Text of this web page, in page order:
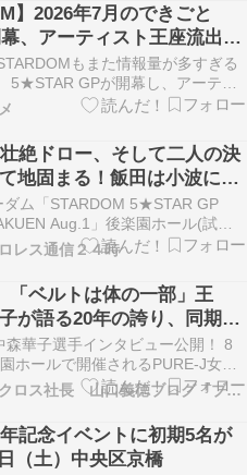
】2026年7月のできごと
、アーティスト王座流出、
発表までもまた情報量が多すぎる
5★STAR GPが開幕し、アーティ
ターダム王座はAEW勢へ移動。ジ
ムマットに別れを告げ、ビー・プ
欠場、渡辺桃はリーグ戦で
きた。そして月末には、…
壮絶ドロー、そして二人の決
地固まる！飯田は小波に初
技ありで青木を破る！
ダム「STARDOM 5★STAR GP
Aug.1」後楽園ホール(試合
トより) ＜第1試合 15分1本勝負＞
分53秒 フェアリング・リング)×金
2試合 15分1本勝負＞〇安納サオリ
レス通信２４時
「ベルトは体の一部」王
が語る20年の誇り、同期・
の防衛戦
森華子選手インタビュー公開！ 8
ホールで開催されるPURE-J女子
9周年記念大会。 メインイベント
宝「PURE-J認定無差別級王座」
・中森華子選手と挑戦者・真琴選
。 デビュー20周年という…
リアルクロス社長 山口義徳ブログ『ブロッていいとも♪』
記念イベントに初期5名が
（土）中央区京橋